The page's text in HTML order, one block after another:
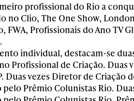
profissional do Rio a
no Clio, The One Show,
FWA, Profissionais do Ano TV
individual, destacam-se
Profissional de Criação. Duas
Duas vezes Diretor de Criação
Prêmio Colunistas Rio.